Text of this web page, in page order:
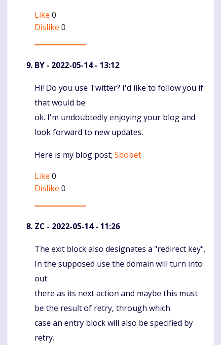
Like 0
Dislike 0
BY - 2022-05-14 - 13:12
Komentaras
Hi! Do you use Twitter? I'd like to follow you if
that would be
ok. I'm undoubtedly enjoying your blog and
look forward to new updates.
Here is my blog post; Sbobet
Like 0
Dislike 0
ZC - 2022-05-14 - 11:26
Komentaras
The exit block also designates a "redirect key".
In the supposed use the domain will turn into
out
there as its next action and maybe this must
be the result of retry, through which
case an entry block will also be specified by
retry.